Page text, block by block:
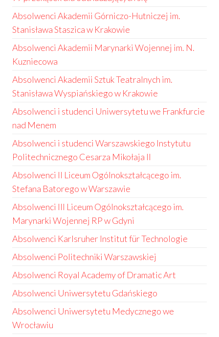
Absolwenci Akademii Górniczo-Hutniczej im.
Stanisława Staszica w Krakowie
Absolwenci Akademii Marynarki Wojennej im. N.
Kuzniecowa
Absolwenci Akademii Sztuk Teatralnych im.
Stanisława Wyspiańskiego w Krakowie
Absolwenci i studenci Uniwersytetu we Frankfurcie
nad Menem
Absolwenci i studenci Warszawskiego Instytutu
Politechnicznego Cesarza Mikołaja II
Absolwenci II Liceum Ogólnokształcącego im.
Stefana Batorego w Warszawie
Absolwenci III Liceum Ogólnokształcącego im.
Marynarki Wojennej RP w Gdyni
Absolwenci Karlsruher Institut für Technologie
Absolwenci Politechniki Warszawskiej
Absolwenci Royal Academy of Dramatic Art
Absolwenci Uniwersytetu Gdańskiego
Absolwenci Uniwersytetu Medycznego we
Wrocławiu